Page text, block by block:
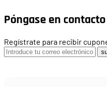
Póngase en
Regístrate para recibir